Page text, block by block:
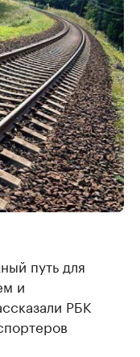
путь для
и
РБК